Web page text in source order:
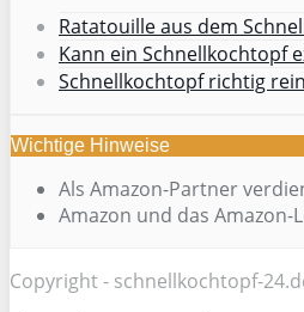
Ratatouille aus dem
Kann ein Schnellkochtopf
Schnellkochtopf richtig
Wichtige Hinweise
Als Amazon-Partner
Amazon und das
Copyright - schnellkochtopf-